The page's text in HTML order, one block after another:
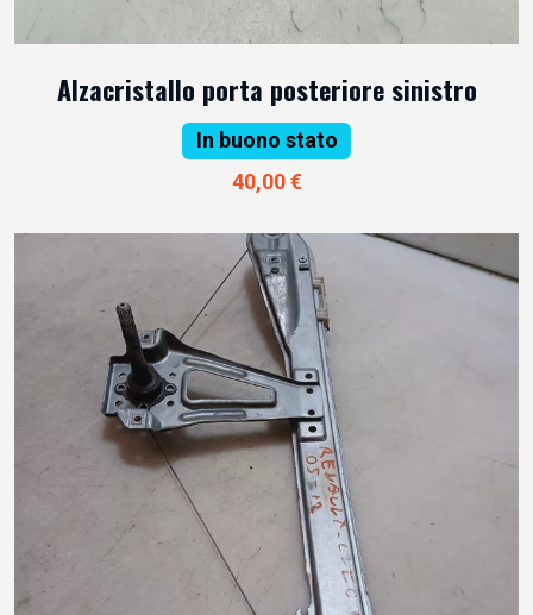
Alzacristallo porta posteriore sinistro
In buono stato
40,00 €